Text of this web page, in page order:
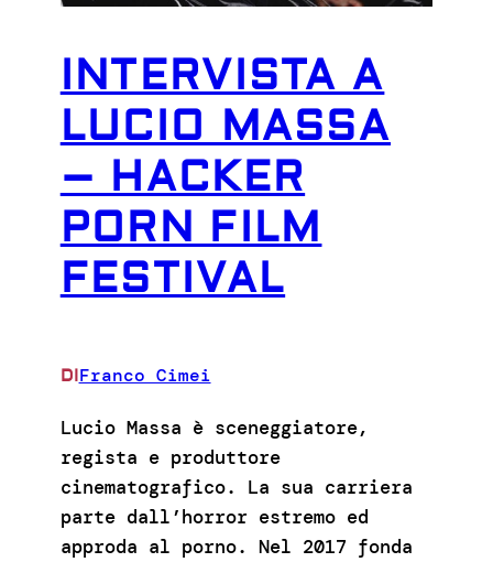
INTERVISTA A
LUCIO MASSA
– HACKER
PORN FILM
FESTIVAL
DIFranco Cimei
Lucio Massa è sceneggiatore,
regista e produttore
cinematografico. La sua carriera
parte dall’horror estremo ed
approda al porno. Nel 2017 fonda